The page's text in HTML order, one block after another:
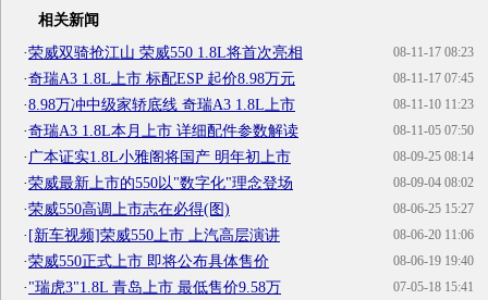
相关新闻
08-11-17 08:23
·荣威双骑抢江山 荣威550 1.8L将首次亮相
08-11-17 07:45
·奇瑞A3 1.8L上市 标配ESP 起价8.98万元
08-11-10 11:23
·8.98万冲中级家轿底线 奇瑞A3 1.8L上市
08-11-05 07:50
·奇瑞A3 1.8L本月上市 详细配件参数解读
08-09-25 08:14
· 广本证实1.8L小雅阁将国产 明年初上市
08-09-04 08:02
·荣威最新上市的550以"数字化"理念登场
08-06-25 15:27
·荣威550高调上市志在必得(图)
08-06-20 11:06
·[新车视频]荣威550上市 上汽高层演讲
08-06-19 19:40
·荣威550正式上市 即将公布具体售价
07-05-18 15:41
·"瑞虎3"1.8L 青岛上市 最低售价9.58万